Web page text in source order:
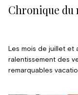
Chronique du
Les mois de juillet et
ralentissement des
remarquables